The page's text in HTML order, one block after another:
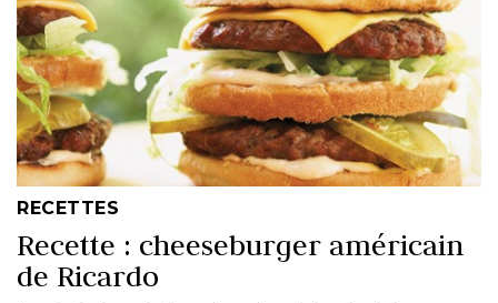
RECETTES
Recette : cheeseburger américain
de Ricardo